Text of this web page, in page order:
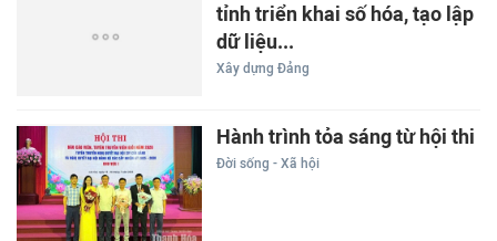
tỉnh triển khai số hóa, tạo lập
dữ liệu...
Xây dựng Đảng
Hành trình tỏa sáng từ hội thi
Đời sống - Xã hội